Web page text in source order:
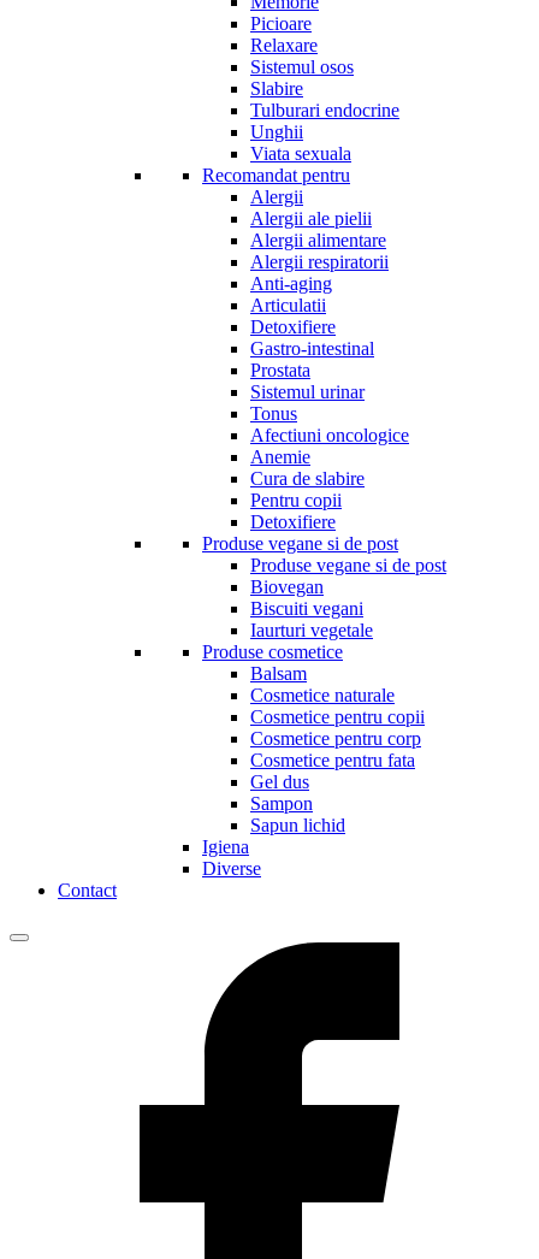
Picioare
Relaxare
Sistemul osos
Slabire
Tulburari endocrine
Unghii
Viata sexuala
Recomandat pentru
Alergii
Alergii ale pielii
Alergii alimentare
Alergii respiratorii
Anti-aging
Articulatii
Detoxifiere
Gastro-intestinal
Prostata
Sistemul urinar
Tonus
Afectiuni oncologice
Anemie
Cura de slabire
Pentru copii
Detoxifiere
Produse vegane si de post
Produse vegane si de post
Biovegan
Biscuiti vegani
Iaurturi vegetale
Produse cosmetice
Balsam
Cosmetice naturale
Cosmetice pentru copii
Cosmetice pentru corp
Cosmetice pentru fata
Gel dus
Sampon
Sapun lichid
Igiena
Diverse
Contact